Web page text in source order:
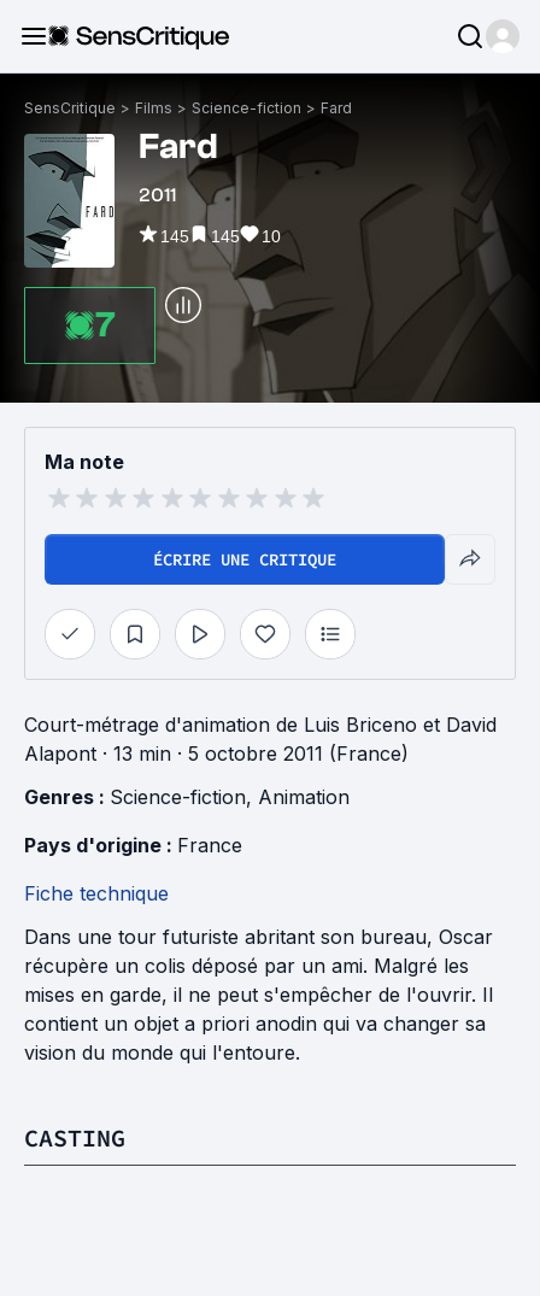
SensCritique > Films > Science-fiction > Fard
Fard
2011
145 145 10
7
Ma note
ÉCRIRE UNE CRITIQUE
Court-métrage d'animation de Luis Briceno et David
Alapont · 13 min · 5 octobre 2011 (France)
Genres : Science-fiction, Animation
Pays d'origine : France
Fiche technique
Dans une tour futuriste abritant son bureau, Oscar
récupère un colis déposé par un ami. Malgré les
mises en garde, il ne peut s'empêcher de l'ouvrir. Il
contient un objet a priori anodin qui va changer sa
vision du monde qui l'entoure.
CASTING